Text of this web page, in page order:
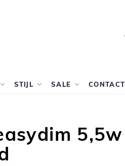
STIJL SALE CONTACT
5,5w